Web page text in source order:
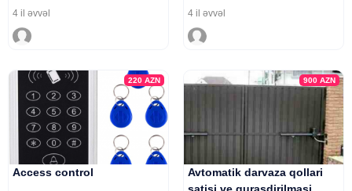
4 il əvvəl 4 il əvvəl
220AZN
Access control
900 AZN
Avtomatik darvaza qollari